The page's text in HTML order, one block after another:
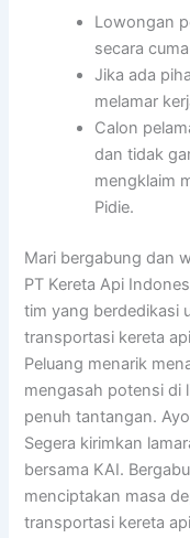
Lowongan
secara
Jika ada
melamar
Calon
dan tidak
mengklaim
Pidie.
Mari bergabung dan
PT Kereta Api
tim yang berdedikasi
transportasi kereta
Peluang menarik
mengasah potensi di
penuh tantangan.
Segera kirimkan
bersama KAI.
menciptakan masa
transportasi kereta